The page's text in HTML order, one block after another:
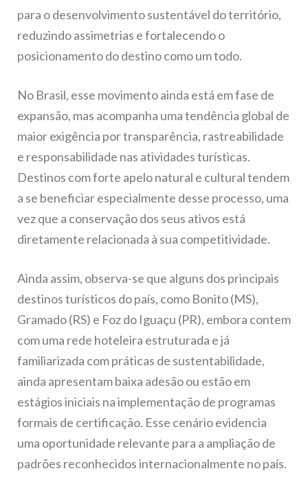
para o desenvolvimento sustentável do território,
reduzindo assimetrias e fortalecendo o
posicionamento do destino como um todo.
No Brasil, esse movimento ainda está em fase de
expansão, mas acompanha uma tendência global de
maior exigência por transparência, rastreabilidade
e responsabilidade nas atividades turísticas.
Destinos com forte apelo natural e cultural tendem
a se beneficiar especialmente desse processo, uma
vez que a conservação dos seus ativos está
diretamente relacionada à sua competitividade.
Ainda assim, observa-se que alguns dos principais
destinos turísticos do país, como Bonito (MS),
Gramado (RS) e Foz do Iguaçu (PR), embora contem
com uma rede hoteleira estruturada e já
familiarizada com práticas de sustentabilidade,
ainda apresentam baixa adesão ou estão em
estágios iniciais na implementação de programas
formais de certificação. Esse cenário evidencia
uma oportunidade relevante para a ampliação de
padrões reconhecidos internacionalmente no país.